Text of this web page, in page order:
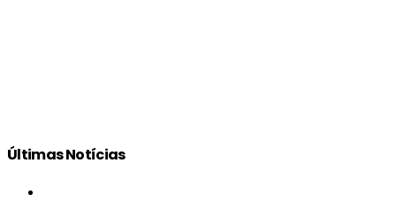
Últimas Notícias